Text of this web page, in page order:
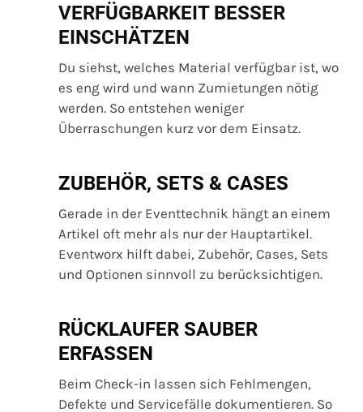
VERFÜGBARKEIT BESSER
EINSCHÄTZEN
Du siehst, welches Material verfügbar ist, wo
es eng wird und wann Zumietungen nötig
werden. So entstehen weniger
Überraschungen kurz vor dem Einsatz.
ZUBEHÖR, SETS & CASES
Gerade in der Eventtechnik hängt an einem
Artikel oft mehr als nur der Hauptartikel.
Eventworx hilft dabei, Zubehör, Cases, Sets
und Optionen sinnvoll zu berücksichtigen.
RÜCKLAUFER SAUBER
ERFASSEN
Beim Check-in lassen sich Fehlmengen,
Defekte und Servicefälle dokumentieren. So